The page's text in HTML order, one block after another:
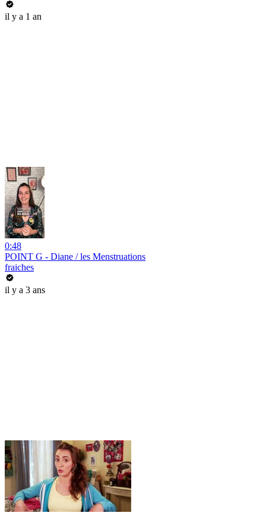
il y a 1 an
0:48
POINT G - Diane / les Menstruations
fraiches
il y a 3 ans